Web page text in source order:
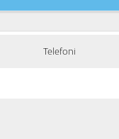
Telefoni